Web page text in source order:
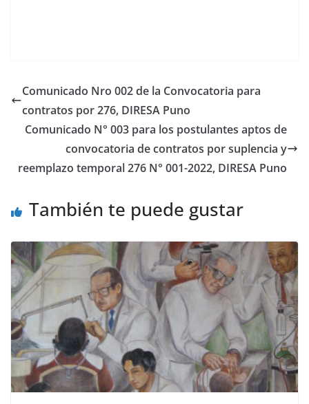
Comunicado Nro 002 de la Convocatoria para
contratos por 276, DIRESA Puno
Comunicado N° 003 para los postulantes aptos de
convocatoria de contratos por suplencia y
reemplazo temporal 276 N° 001-2022, DIRESA Puno
También te puede gustar